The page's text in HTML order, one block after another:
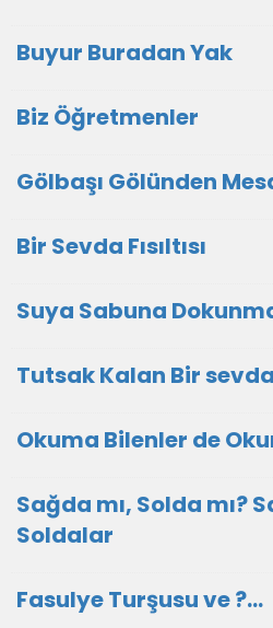
Buyur Buradan Yak
Biz Öğretmenler
Gölbaşı Gölünden
Bir Sevda Fısıltısı
Suya Sabuna
Tutsak Kalan Bir sevda
Okuma Bilenler de
Sağda mı, Solda mı?
Soldalar
Fasulye Turşusu ve ?...